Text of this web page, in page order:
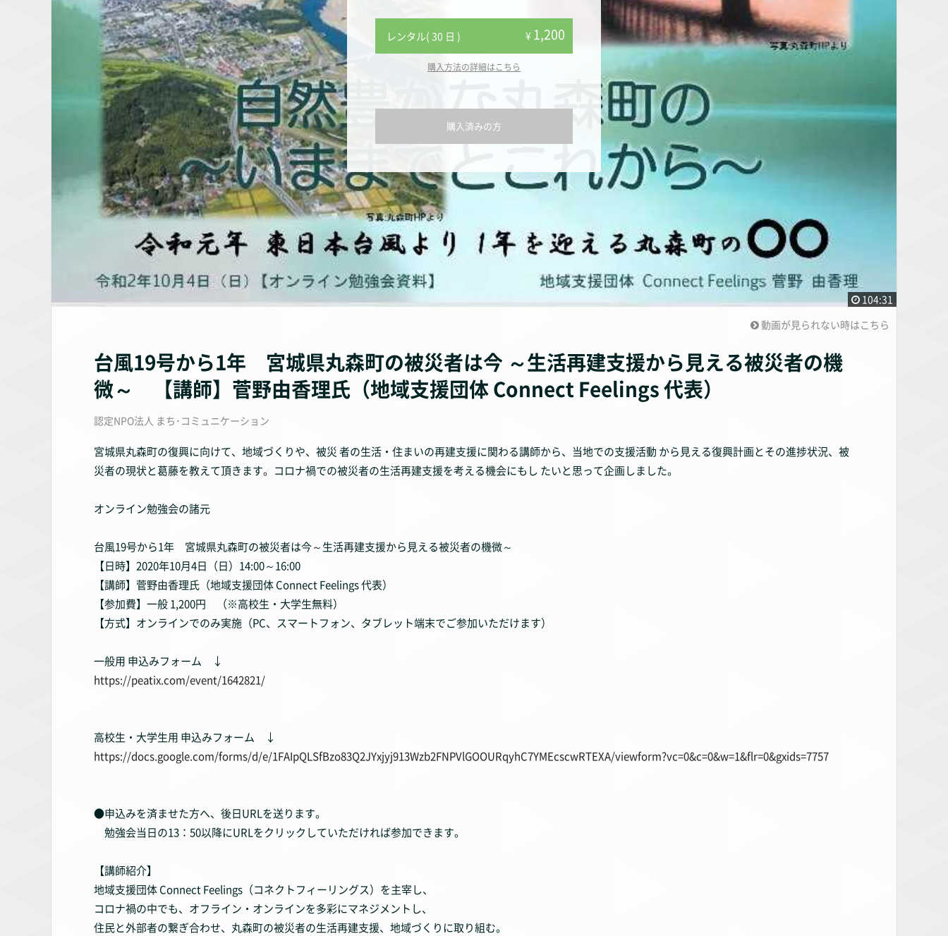
レンタル( 30 日 ) ¥ 1,200
購入方法の詳細はこちら
購入済みの方
104:31
動画が見られない時はこちら
台風19号から1年 宮城県丸森町の被災者は今 ～生活再建支援から見える被災者の機
微～ 【講師】菅野由香理氏（地域支援団体 Connect Feelings 代表）
認定NPO法人 まち･コミュニケーション
宮城県丸森町の復興に向けて、地域づくりや、被災 者の生活・住まいの再建支援に関わる講師から、当地での支援活動 から見える復興計画とその進捗状況、被
災者の現状と葛藤を教えて頂きます。コロナ禍での被災者の生活再建支援を考える機会にもし たいと思って企画しました。
オンライン勉強会の諸元
台風19号から1年 宮城県丸森町の被災者は今～生活再建支援から見える被災者の機微～
【日時】2020年10月4日（日）14:00～16:00
【講師】菅野由香理氏（地域支援団体 Connect Feelings 代表）
【参加費】一般 1,200円 （※高校生・大学生無料）
【方式】オンラインでのみ実施（PC、スマートフォン、タブレット端末でご参加いただけます）
一般用 申込みフォーム ↓
https://peatix.com/event/1642821/
高校生・大学生用 申込みフォーム ↓
https://docs.google.com/forms/d/e/1FAIpQLSfBzo83Q2JYxjyj913Wzb2FNPVlGOOURqyhC7YMEcscwRTEXA/viewform?vc=0&c=0&w=1&flr=0&gxids=7757
●申込みを済ませた方へ、後日URLを送ります。
勉強会当日の13：50以降にURLをクリックしていただければ参加できます。
【講師紹介】
地域支援団体 Connect Feelings（コネクトフィーリングス）を主宰し、
コロナ禍の中でも、オフライン・オンラインを多彩にマネジメントし、
住民と外部者の繋ぎ合わせ、丸森町の被災者の生活再建支援、地域づくりに取り組む。